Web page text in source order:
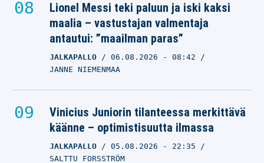
Lionel Messi teki paluun ja iski kaksi
maalia – vastustajan valmentaja
antautui: ”maailman paras”
JALKAPALLO 06.08.2026 - 08:42
JANNE NIEMENMAA
Vinicius Juniorin tilanteessa merkittävä
käänne – optimistisuutta ilmassa
JALKAPALLO 05.08.2026 - 22:35
SALTTU FORSSTRÖM